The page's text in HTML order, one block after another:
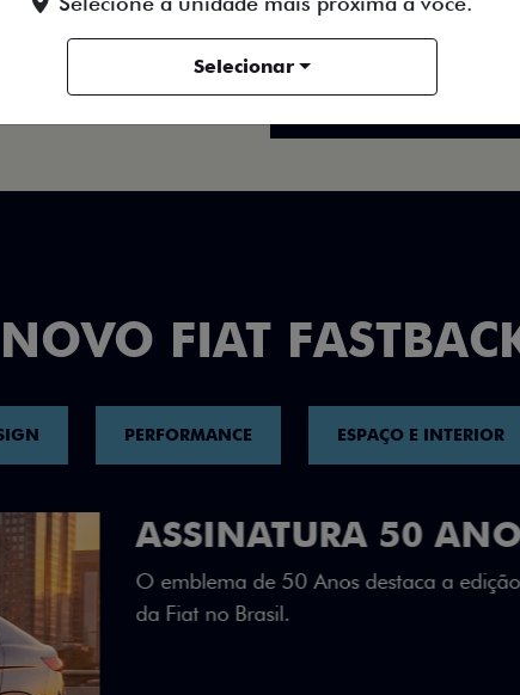
FICHA TÉCNICA
FIAT
PERFORMANCE ESPAÇO E INTERIOR
DESIGN QUE
Teto bicolor, adesivos
uma identidade visual
Selecionar